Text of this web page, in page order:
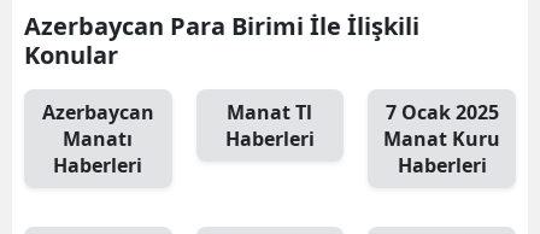
Azerbaycan Para Birimi İle İlişkili
Konular
Azerbaycan
Manatı
Haberleri
Manat Tl
Haberleri
7 Ocak 2025
Manat Kuru
Haberleri